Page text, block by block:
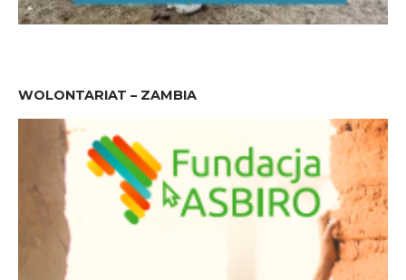
WOLONTARIAT – ZAMBIA